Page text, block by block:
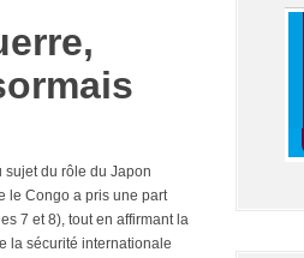
sujet du rôle du Japon
le Congo a pris une part
7 et 8), tout en affirmant la
la sécurité internationale